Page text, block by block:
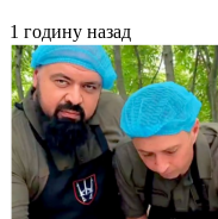
1 годину назад